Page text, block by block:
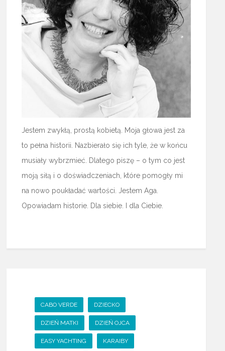
Jestem zwykłą, prostą kobietą. Moja głowa jest za
to pełna historii. Nazbierało się ich tyle, że w końcu
musiały wybrzmieć. Dlatego piszę – o tym co jest
moją siłą i o doświadczeniach, które pomogły mi
na nowo poukładać wartości. Jestem Aga.
Opowiadam historie. Dla siebie. I dla Ciebie.
CABO VERDE DZIECKO
DZIEŃ MATKI DZIEŃ OJCA
EASY YACHTING KARAIBY